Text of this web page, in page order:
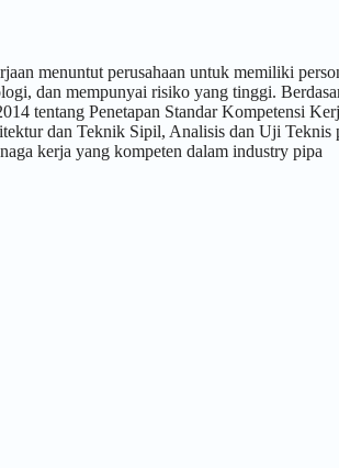
menuntut perusahaan untuk memiliki
dan mempunyai risiko yang tinggi.
tentang Penetapan Standar Kompetensi
dan Teknik Sipil, Analisis dan Uji Teknis
kerja yang kompeten dalam industry pipa